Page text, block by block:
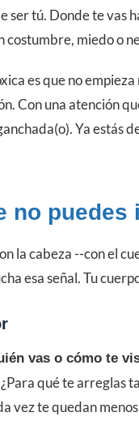
ser tú. Donde te vas
costumbre, miedo o
es que no
Con una atención
Ya estás
no puedes
la cabeza --con el
esa señal. Tu
vas o cómo te
qué te arreglas
vez te quedan